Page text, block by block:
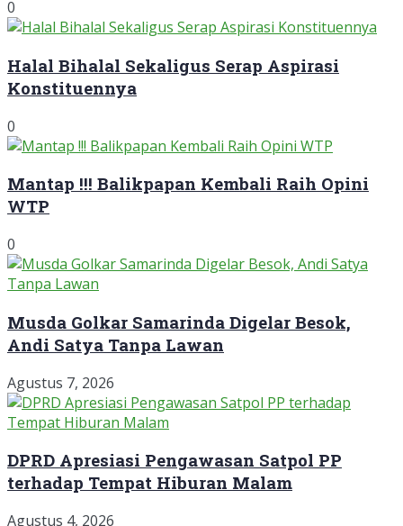
0
Halal Bihalal Sekaligus Serap Aspirasi
Konstituennya
0
Mantap !!! Balikpapan Kembali Raih Opini
WTP
0
Musda Golkar Samarinda Digelar Besok,
Andi Satya Tanpa Lawan
Agustus 7, 2026
DPRD Apresiasi Pengawasan Satpol PP
terhadap Tempat Hiburan Malam
Agustus 4, 2026